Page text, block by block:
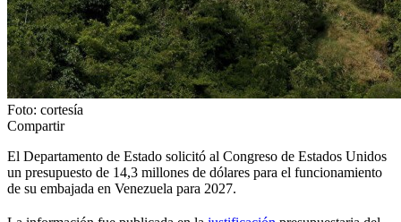
Foto: cortesía
Compartir
El Departamento de Estado solicitó al Congreso de Estados Unidos
un presupuesto de 14,3 millones de dólares para el funcionamiento
de su embajada en Venezuela para 2027.